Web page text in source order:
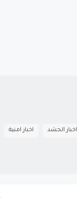
اخبار الحشد اخبار امنية